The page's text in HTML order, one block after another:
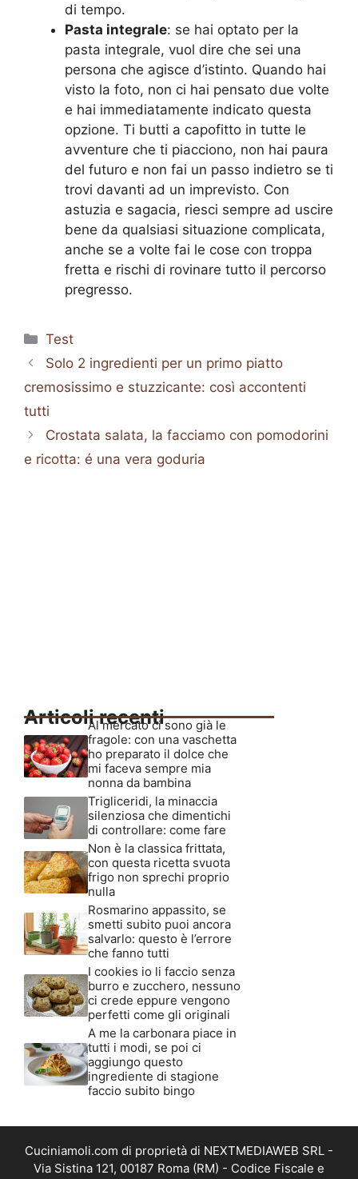
di tempo.
Pasta integrale: se hai optato per la
pasta integrale, vuol dire che sei una
persona che agisce d’istinto. Quando hai
visto la foto, non ci hai pensato due volte
e hai immediatamente indicato questa
opzione. Ti butti a capofitto in tutte le
avventure che ti piacciono, non hai paura
del futuro e non fai un passo indietro se ti
trovi davanti ad un imprevisto. Con
astuzia e sagacia, riesci sempre ad uscire
bene da qualsiasi situazione complicata,
anche se a volte fai le cose con troppa
fretta e rischi di rovinare tutto il percorso
pregresso.
Categorie
Test
Solo 2 ingredienti per un primo piatto
cremosissimo e stuzzicante: così accontenti
tutti
Crostata salata, la facciamo con pomodorini
e ricotta: é una vera goduria
Articoli recenti
Al mercato ci sono già le
fragole: con una vaschetta
ho preparato il dolce che
mi faceva sempre mia
nonna da bambina
Trigliceridi, la minaccia
silenziosa che dimentichi
di controllare: come fare
Non è la classica frittata,
con questa ricetta svuota
frigo non sprechi proprio
nulla
Rosmarino appassito, se
smetti subito puoi ancora
salvarlo: questo è l’errore
che fanno tutti
I cookies io li faccio senza
burro e zucchero, nessuno
ci crede eppure vengono
perfetti come gli originali
A me la carbonara piace in
tutti i modi, se poi ci
aggiungo questo
ingrediente di stagione
faccio subito bingo
Cuciniamoli.com di proprietà di NEXTMEDIAWEB SRL -
Via Sistina 121, 00187 Roma (RM) - Codice Fiscale e